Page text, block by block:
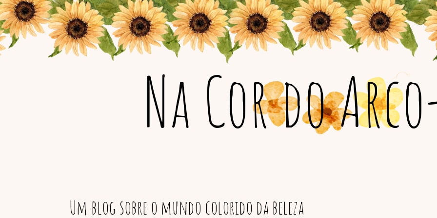
Na Cor do
Um blog sobre o mundo colorido da beleza